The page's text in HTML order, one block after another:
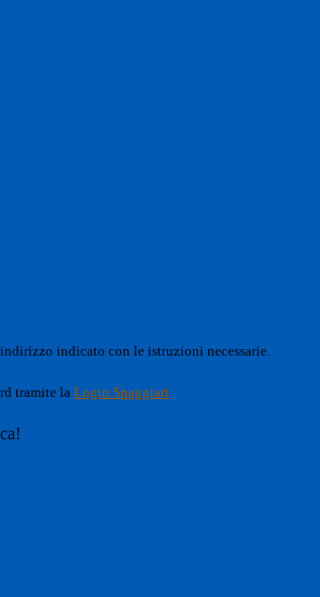
indicato con le istruzioni necessarie.
tramite la Login Spaggiari